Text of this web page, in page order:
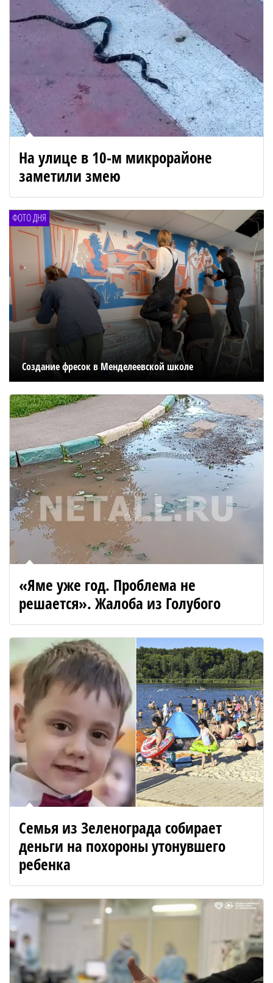
На улице в 10-м микрорайоне
заметили змею
ФОТО ДНЯ
Создание фресок в Менделеевской школе
«Яме уже год. Проблема не
решается». Жалоба из Голубого
Семья из Зеленограда собирает
деньги на похороны утонувшего
ребенка